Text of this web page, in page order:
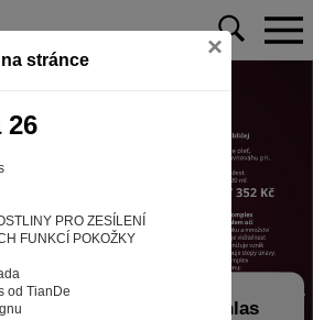
stránce ×
26
PRO ZESÍLENÍ
FUNKCÍ POKOŽKY
od TianDe
tak, jak ho znáte (souhlas